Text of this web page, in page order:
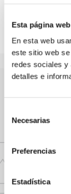
Esta página
En esta web
este sitio web
redes sociales
detalles e
Necesarias
Preferencias
Estadística